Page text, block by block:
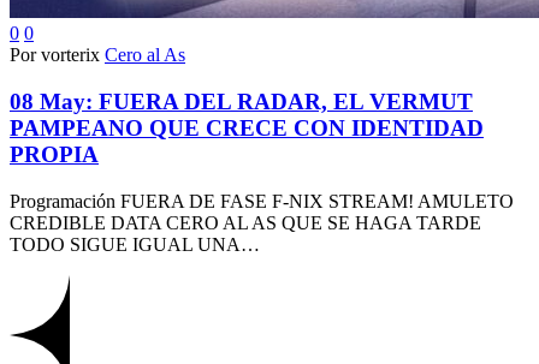
0 0
Por vorterix Cero al As
08 May: FUERA DEL RADAR, EL VERMUT
PAMPEANO QUE CRECE CON IDENTIDAD
PROPIA
Programación FUERA DE FASE F-NIX STREAM! AMULETO
CREDIBLE DATA CERO AL AS QUE SE HAGA TARDE
TODO SIGUE IGUAL UNA…